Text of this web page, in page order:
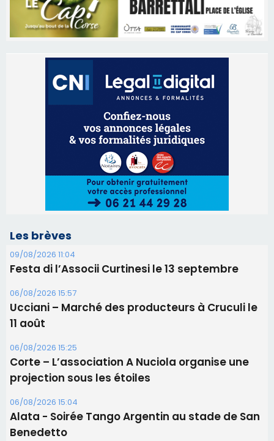
Les brèves
09/08/2026 11:04
Festa di l’Associi Curtinesi le 13 septembre
06/08/2026 15:57
Ucciani – Marché des producteurs à Cruculi le
11 août
06/08/2026 15:25
Corte – L’association A Nuciola organise une
projection sous les étoiles
06/08/2026 15:04
Alata - Soirée Tango Argentin au stade de San
Benedetto